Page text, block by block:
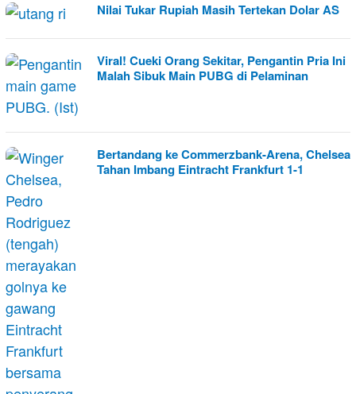
Nilai Tukar Rupiah Masih Tertekan Dolar AS
Viral! Cueki Orang Sekitar, Pengantin Pria Ini
Malah Sibuk Main PUBG di Pelaminan
Bertandang ke Commerzbank-Arena, Chelsea
Tahan Imbang Eintracht Frankfurt 1-1